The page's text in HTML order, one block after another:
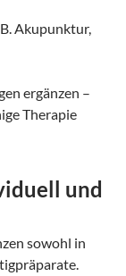
Akupunktur,
ergänzen –
Therapie
und
sowohl in